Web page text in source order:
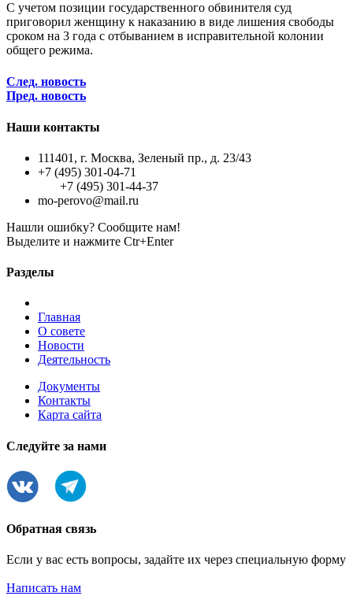
С учетом позиции государственного обвинителя суд
приговорил женщину к наказанию в виде лишения свободы
сроком на 3 года с отбыванием в исправительной колонии
общего режима.
След. новость
Пред. новость
Наши контакты
111401, г. Москва, Зеленый пр., д. 23/43
+7 (495) 301-04-71
+7 (495) 301-44-37
mo-perovo@mail.ru
Нашли ошибку? Сообщите нам!
Выделите и нажмите Ctr+Enter
Разделы
Главная
О совете
Новости
Деятельность
Документы
Контакты
Карта сайта
Следуйте за нами
Обратная связь
Если у вас есть вопросы, задайте их через специальную форму
Написать нам